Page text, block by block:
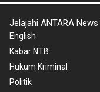
Jelajahi ANTARA
English
Kabar NTB
Hukum Kriminal
Politik